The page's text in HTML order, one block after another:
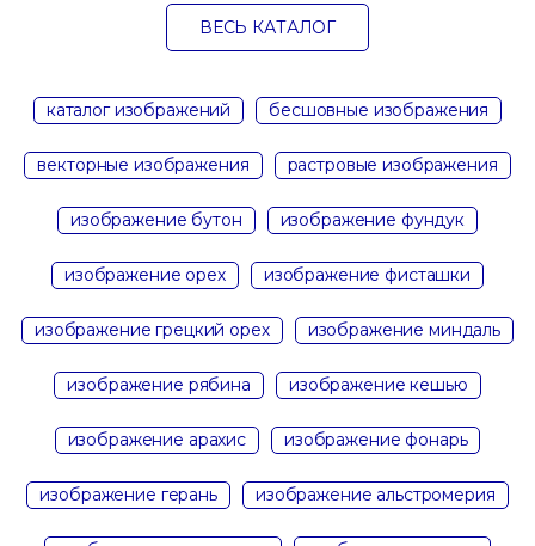
ВЕСЬ КАТАЛОГ
каталог изображений бесшовные изображения
векторные изображения растровые изображения
изображение бутон изображение фундук
изображение орех изображение фисташки
изображение грецкий орех изображение миндаль
изображение рябина изображение кешью
изображение арахис изображение фонарь
изображение герань изображение альстромерия